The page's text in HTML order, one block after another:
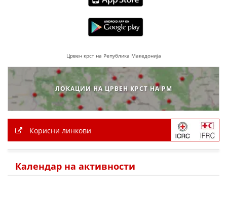
ПРИРАЧНИЦИ
ЕДУКАТИВНО ИНФОРМАТИВНИ МАТЕРИЈАЛИ
БРОШУРИ
ПОСТЕРИ
Црвен крст на Република Македонија
ЛОКАЦИИ НА ЦРВЕН КРСТ НА РМ
Корисни линкови
Календар на активности